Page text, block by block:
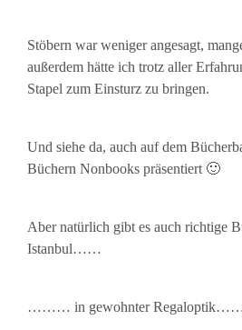
Stöbern war weniger angesagt,
außerdem hätte ich trotz aller
Stapel zum Einsturz zu bringen.
Und siehe da, auch auf dem
Büchern Nonbooks präsentiert 🙂
Aber natürlich gibt es auch richtige
Istanbul……
……… in gewohnter